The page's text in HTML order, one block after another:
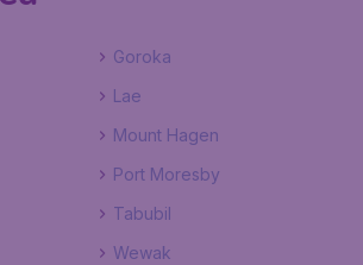
Goroka
Lae
Mount Hagen
Port Moresby
Tabubil
Wewak